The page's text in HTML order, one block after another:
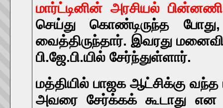
மார்ட்டினின் அரசியல்
செய்து கொண்டிருந்த போது,
வைத்திருந்தார். இவரது
பி.ஜே.பி.யில் சேர்ந்துள்ளார்.
மத்தியில் பாஜக ஆட்சிக்கு வந்த
அவரை சேர்க்கக் கூடாது என